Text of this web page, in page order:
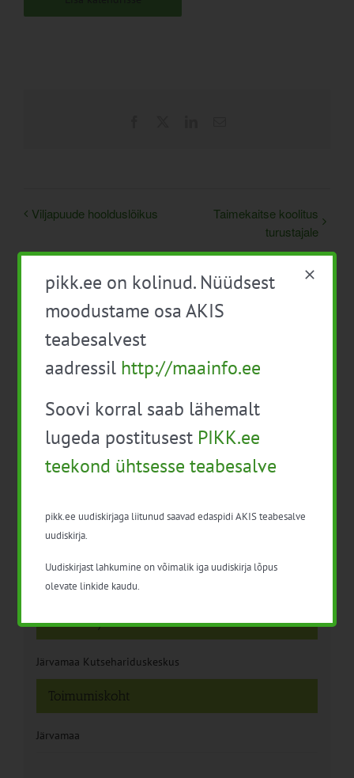
Viljapuude hoolduslõikus
Taimekaitse koolitus
turustajale
Kuupäev:
7. apr. 2025
Sündmus kategooria:
Toimumiskoht
Järvamaa
Korraldaja
Järvamaa Kutsehariduskeskus
pikk.ee on kolinud. Nüüdsest
moodustame osa AKIS
teabesalvest
aadressil http://maainfo.ee
Soovi korral saab lähemalt
lugeda postitusest PIKK.ee
teekond ühtsesse teabesalve
pikk.ee uudiskirjaga liitunud saavad edaspidi AKIS teabesalve
uudiskirja.
Uudiskirjast lahkumine on võimalik iga uudiskirja lõpus
olevate linkide kaudu.